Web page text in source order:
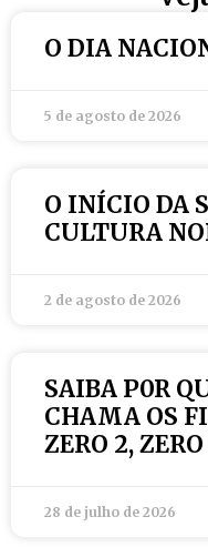
O DIA
5 de agosto de 2026
O INÍCIO DA
CULTURA
2 de agosto de 2026
SAIBA P0R
CHAMA OS
ZERO 2,
28 de julho de 2026